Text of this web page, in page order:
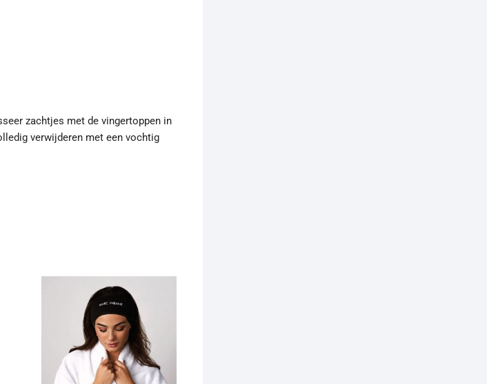
zachtjes met de vingertoppen in
verwijderen met een vochtig